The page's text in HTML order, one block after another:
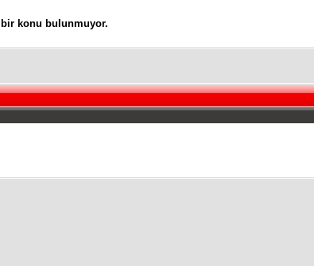
konu bulunmuyor.